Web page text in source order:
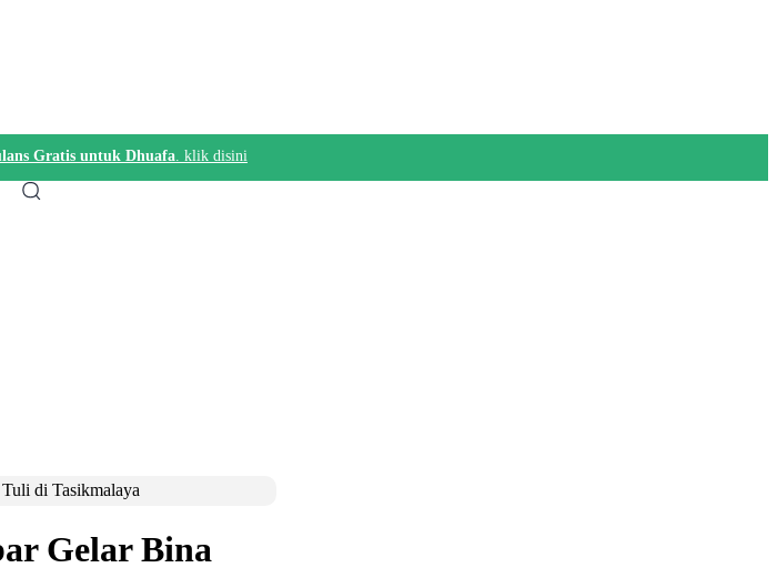
Gratis untuk Dhuafa. klik disini
di Tasikmalaya
Gelar Bina